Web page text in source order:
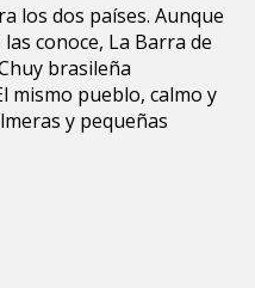
los dos países. Aunque
conoce, La Barra de
brasileña
mismo pueblo, calmo y
y pequeñas